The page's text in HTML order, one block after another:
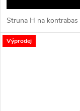
Struna H na kontrabas
Výprodej